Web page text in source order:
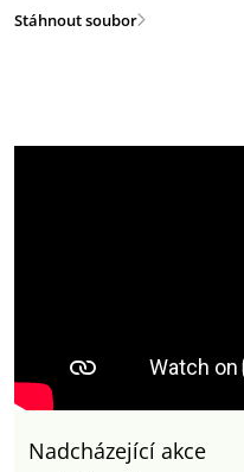
Stáhnout soubor
Nadcházející akce